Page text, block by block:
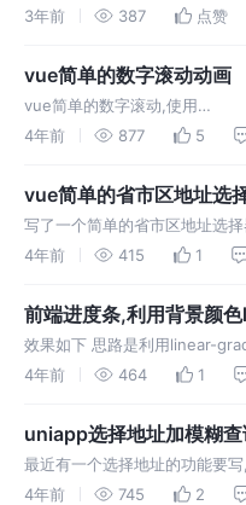
经是时间戳则不操作, 时间戳 转
3年前 387 点赞
vue简单的数字滚动动画
vue简单的数字滚动,使用
transform:translateY()来实现
就回家喂猪
4年前 877 5
vue简单的省市区地址选
写了一个简单的省市区地址选
画,主要是通过
导入省市区json文件, 小白一个,
4年前 415 1
前端进度条,利用背景颜
gradient属性实现
效果如下 思路是利用linear-
条纹背景颜色 ,一共三个元素,最
隙用和背景颜色相同的颜色,看
伪类主
4年前 464 1
uniapp选择地址加模糊
最近有一个选择地址的功能要
件,使用的是uniapp,参考美团的
4年前 745 2